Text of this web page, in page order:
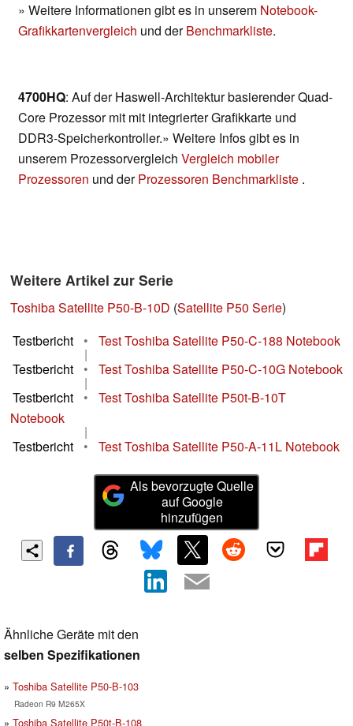
» Weitere Informationen gibt es in unserem Notebook-
Grafikkartenvergleich und derBenchmarkliste.
4700HQ: Auf der Haswell-Architektur basierender Quad-
Core Prozessor mit mit integrierter Grafikkarte und
DDR3-Speicherkontroller.» Weitere Infos gibt es in
unserem Prozessorvergleich Vergleich mobiler
Prozessoren und derProzessoren Benchmarkliste .
Weitere Artikel zur Serie
Toshiba Satellite P50-B-10D (Satellite P50 Serie)
Testbericht
• Test Toshiba Satellite P50-C-188 Notebook
|
Testbericht
• Test Toshiba Satellite P50-C-10G Notebook
|
Testbericht
•
Test Toshiba Satellite P50t-B-10T
Notebook
|
Testbericht
• Test Toshiba Satellite P50-A-11L Notebook
Als bevorzugte Quelle
auf Google
hinzufügen
Ähnliche Geräte mit den
selben Spezifikationen
Toshiba Satellite P50-B-103
Radeon R9 M265X
Toshiba Satellite P50t-B-108